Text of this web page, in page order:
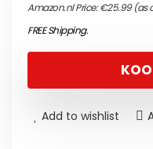
Amazon.nl Price:€25.99(as
FREE Shipping.
Add to wishlist